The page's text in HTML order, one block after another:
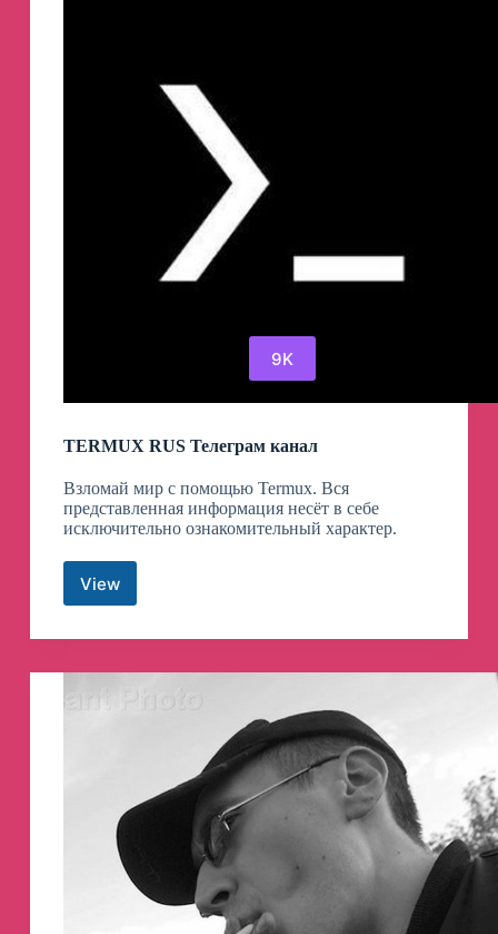
9K
TERMUX RUS Телеграм канал
Взломай мир с помощью Termux. Вся
представленная информация несёт в себе
исключительно ознакомительный характер.
ViewTERMUX
Телеграм